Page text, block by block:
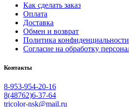
Как сделать заказ
Оплата
Доставка
Обмен и возврат
Политика конфиденциальности
Согласие на обработку
Контакты
8-953-954-20-16
8(48762)6-37-64
tricolor-nsk@mail.ru